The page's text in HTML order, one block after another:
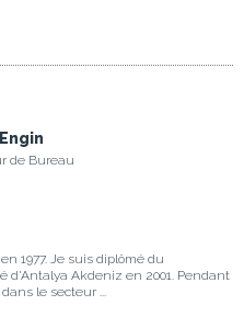
de Bureau
1977. Je suis diplômé du
d'Antalya Akdeniz en 2001. Pendant
le secteur ...